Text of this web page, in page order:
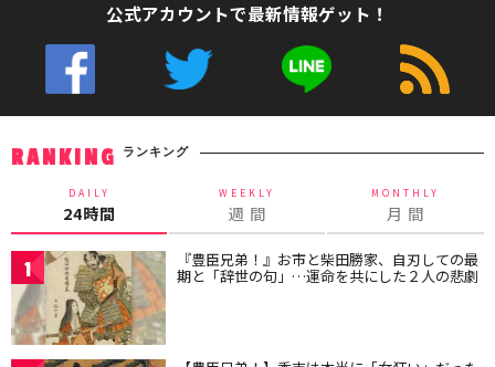
公式アカウントで最新情報ゲット！
RANKING ランキング
DAILY
24時間
WEEKLY
週 間
MONTHLY
月 間
1 『豊臣兄弟！』お市と柴田勝家、自刃しての最
期と「辞世の句」…運命を共にした２人の悲劇